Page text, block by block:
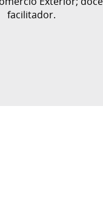
facilitador.